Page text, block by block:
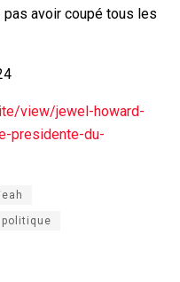
avoir coupé tous les
view/jewel-howard-
presidente-du-
politique